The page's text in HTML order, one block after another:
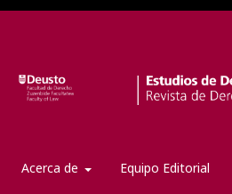
Acerca de Equipo Editorial